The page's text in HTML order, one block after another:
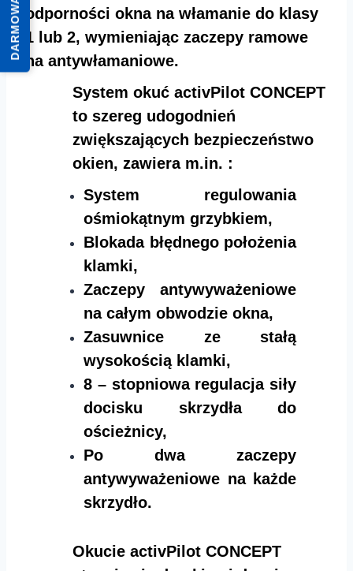
odporności okna na włamanie do klasy
1 lub 2, wymieniając zaczepy ramowe
na antywłamaniowe.
System okuć activPilot CONCEPT
to szereg udogodnień
zwiększających bezpieczeństwo
okien, zawiera m.in. :
System regulowania
ośmiokątnym grzybkiem,
Blokada błędnego położenia
klamki,
Zaczepy antywyważeniowe
na całym obwodzie okna,
Zasuwnice ze stałą
wysokością klamki,
8 – stopniowa regulacja siły
docisku skrzydła do
ościeżnicy,
Po dwa zaczepy
antywyważeniowe na każde
skrzydło.
Okucie activPilot CONCEPT